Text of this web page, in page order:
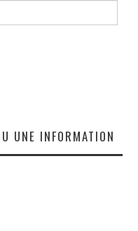
UNE INFORMATION